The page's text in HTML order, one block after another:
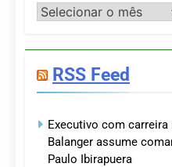
Postagens
RSS Feed
Executivo com
Balanger assume
Paulo Ibirapuera